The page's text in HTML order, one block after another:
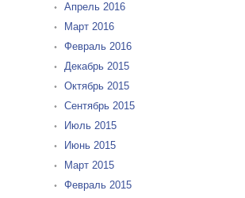
Апрель 2016
Март 2016
Февраль 2016
Декабрь 2015
Октябрь 2015
Сентябрь 2015
Июль 2015
Июнь 2015
Март 2015
Февраль 2015